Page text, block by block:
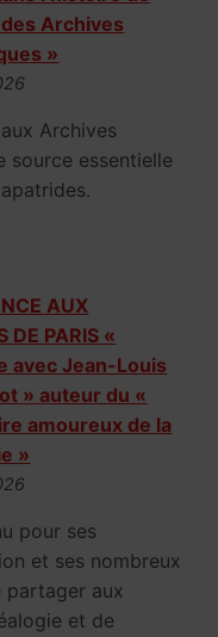
Archives
»
Archives
source essentielle
AUX
DE PARIS «
avec Jean-Louis
» auteur du «
amoureux de la
»
pour ses
et ses nombreux
partager aux
et de